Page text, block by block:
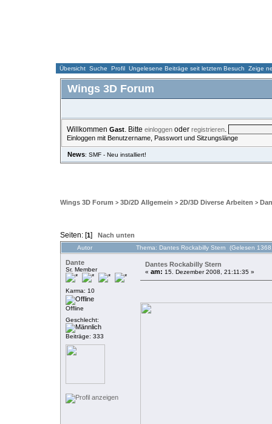
Übersicht Suche Profil Ungelesene Beiträge seit letztem Besuch Zeige
Wings 3D Forum
Willkommen Gast. Bitte einloggenoder registrieren.
Einloggen mit Benutzername, Passwort und Sitzungslänge
News: SMF - Neu installiert!
Wings 3D Forum > 3D/2D Allgemein > 2D/3D Diverse Arbeiten >
Seiten: [1] Nach unten
Autor Thema: Dantes Rockabilly Stern (Gelesen
Dante
Sr. Member
Karma: 10
Offline
Geschlecht:
Beiträge: 333
Dantes Rockabilly Stern
« am: 15. Dezember 2008, 21:11:35 »